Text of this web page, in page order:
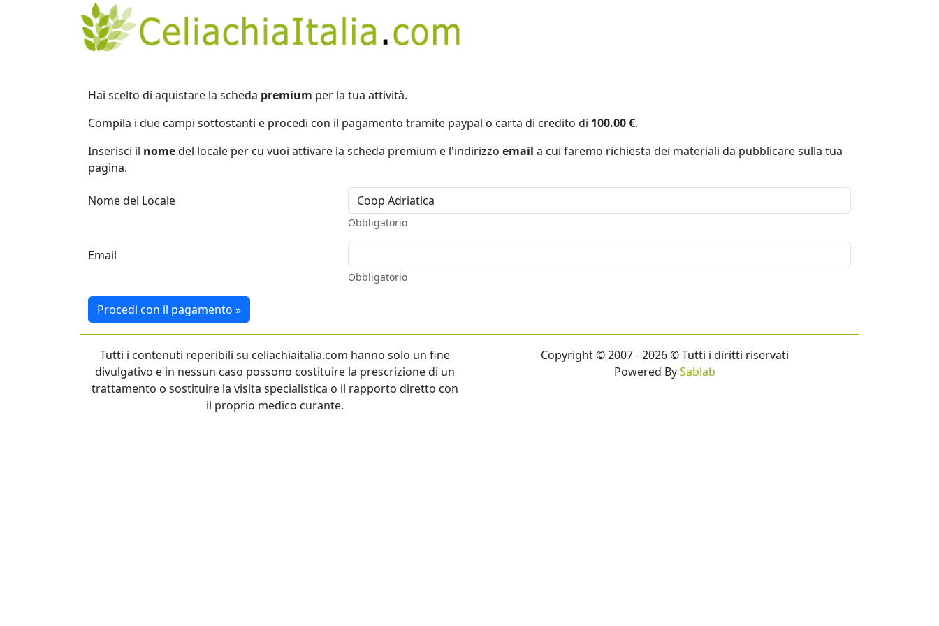
Hai scelto di aquistare la scheda premium per la tua attività.
Compila i due campi sottostanti e procedi con il pagamento tramite paypal o carta di credito di 100.00 €.
Inserisci il nomedel locale per cu vuoi attivare la scheda premium e l'indirizzo email a cui faremo richiesta dei materiali da pubblicare sulla tua
pagina.
Nome del Locale
Obbligatorio
Email
Obbligatorio
Procedi con il pagamento »
Tutti i contenuti reperibili su celiachiaitalia.com hanno solo un fine
divulgativo e in nessun caso possono costituire la prescrizione di un
trattamento o sostituire la visita specialistica o il rapporto diretto con
il proprio medico curante.
Copyright © 2007 - 2026 © Tutti i diritti riservati
Powered BySablab